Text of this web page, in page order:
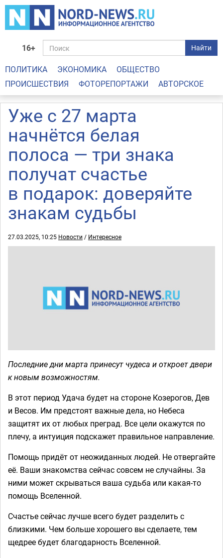
16+ Найти
ПОЛИТИКА ЭКОНОМИКА
ОБЩЕСТВО
ПРОИСШЕСТВИЯ
ФОТОРЕПОРТАЖИ АВТОРСКОЕ
Уже с 27 марта
начнётся белая
полоса — три знака
получат счастье
в подарок: доверяйте
знакам судьбы
27.03.2025, 10:25 Новости / Интересное
Последние дни марта принесут чудеса и откроет двери
к новым возможностям.
В этот период Удача будет на стороне Козерогов, Дев
и Весов. Им предстоят важные дела, но Небеса
защитят их от любых преград. Все цели окажутся по
плечу, а интуиция подскажет правильное направление.
Помощь придёт от неожиданных людей. Не отвергайте
её. Ваши знакомства сейчас совсем не случайны. За
ними может скрываться ваша судьба или какая-то
помощь Вселенной.
Счастье сейчас лучше всего будет разделить с
близкими. Чем больше хорошего вы сделаете, тем
щедрее будет благодарность Вселенной.